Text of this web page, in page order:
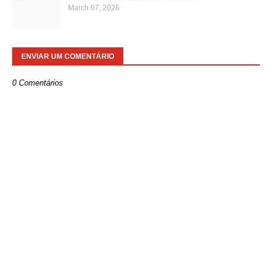
March 07, 2026
ENVIAR UM COMENTÁRIO
0 Comentários